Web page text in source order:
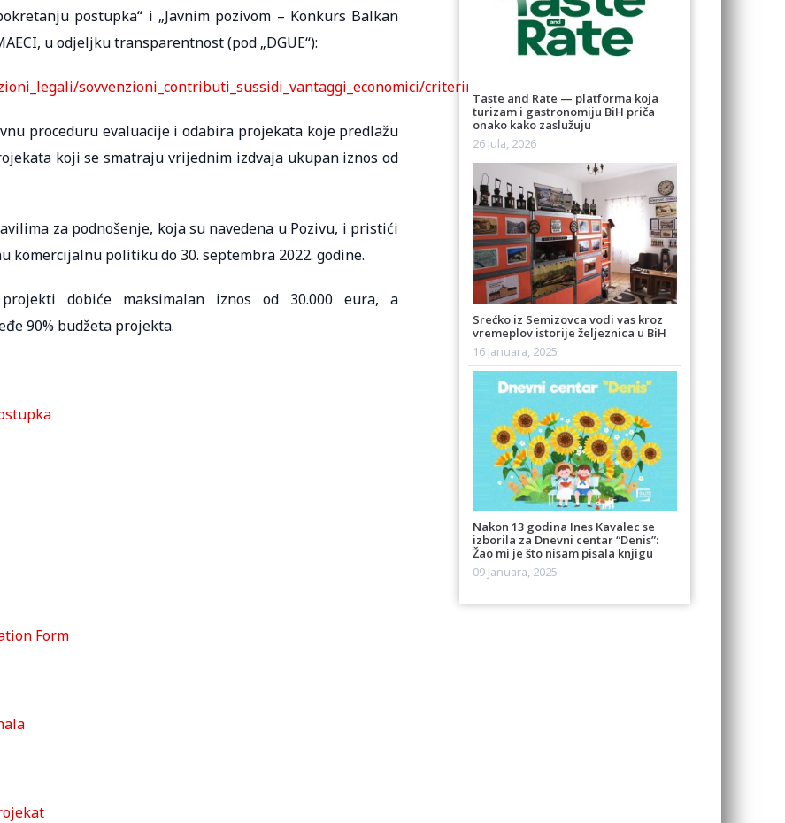
postupka“ i „Javnim pozivom – Konkurs Balkan
u odjeljku transparentnost (pod „DGUE“):
sovvenzioni_contributi_sussidi_vantaggi_economici/criterimodalita/
proceduru evaluacije i odabira projekata koje predlažu
koji se smatraju vrijednim izdvaja ukupan iznos od
za podnošenje, koja su navedena u Pozivu, i pristići
komercijalnu politiku do 30. septembra 2022. godine.
dobiće maksimalan iznos od 30.000 eura, a
90% budžeta projekta.
Form
Taste and Rate — platforma koja
turizam i gastronomiju BiH priča
onako kako zaslužuju
26 Jula, 2026
Srećko iz Semizovca vodi vas kroz
vremeplov istorije željeznica u BiH
16 Januara, 2025
Nakon 13 godina Ines Kavalec se
izborila za Dnevni centar “Denis”:
Žao mi je što nisam pisala knjigu
09 Januara, 2025